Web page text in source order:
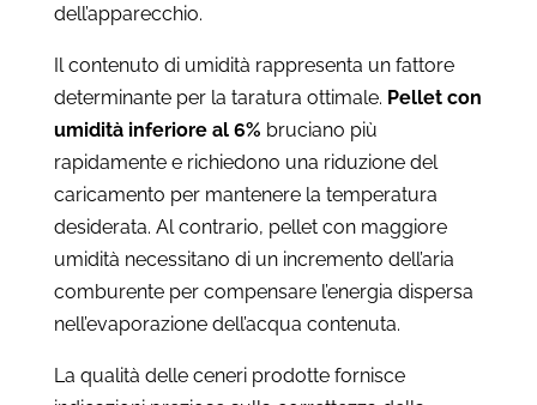
dell’apparecchio.
Il contenuto di umidità rappresenta un fattore
determinante per la taratura ottimale. Pellet con
umidità inferiore al 6% bruciano più
rapidamente e richiedono una riduzione del
caricamento per mantenere la temperatura
desiderata. Al contrario, pellet con maggiore
umidità necessitano di un incremento dell’aria
comburente per compensare l’energia dispersa
nell’evaporazione dell’acqua contenuta.
La qualità delle ceneri prodotte fornisce